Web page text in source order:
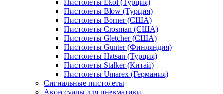
Пистолеты Ekol (Турция)
Пистолеты Blow (Турция)
Пистолеты Borner (США)
Пистолеты Crosman (США)
Пистолеты Gletcher (США)
Пистолеты Gunter (Финляндия)
Пистолеты Hatsan (Турция)
Пистолеты Stalker (Китай)
Пистолеты Umarex (Германия)
Сигнальные пистолеты
Аксессуары для пневматики